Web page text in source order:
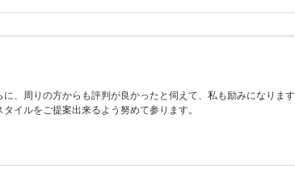
、周りの方からも評判が良かったと伺えて、私も励みになります
イルをご提案出来るよう努めて参ります。